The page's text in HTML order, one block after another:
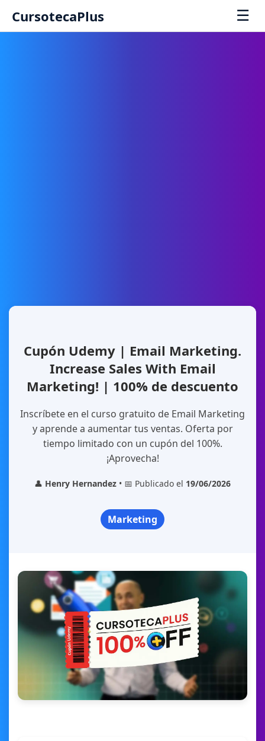
CursotecaPlus ☰
Cupón Udemy | Email Marketing.
Increase Sales With Email
Marketing! | 100% de descuento
Inscríbete en el curso gratuito de Email Marketing
y aprende a aumentar tus ventas. Oferta por
tiempo limitado con un cupón del 100%.
¡Aprovecha!
👤 Henry Hernandez • 📅 Publicado el 19/06/2026
Marketing